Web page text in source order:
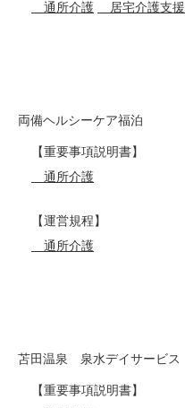
通所介護
居宅介護支援
両備ヘルシーケア福泊
【重要事項説明書】
通所介護
【運営規程】
通所介護
苫田温泉 泉水デイサービス
【重要事項説明書】